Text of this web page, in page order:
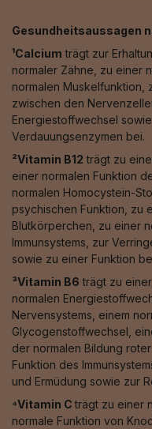
Gesundheitsaussagen
¹Calcium trägt zur
normaler Zähne, zu einer
normalen Muskelfunktion,
zwischen den
Energiestoffwechsel
Verdauungsenzymen bei.
²Vitamin B12 trägt zu
einer normalen Funktion
normalen Homocystein-
psychischen Funktion, zu
Blutkörperchen, zu einer
Immunsystems, zur
sowie zu einer Funktion
³Vitamin B6 trägt zu
normalen
Nervensystems, einem
Glycogenstoffwechsel,
der normalen Bildung
Funktion des
und Ermüdung sowie zur
⁴Vitamin Cträgt zu einer
normale Funktion von